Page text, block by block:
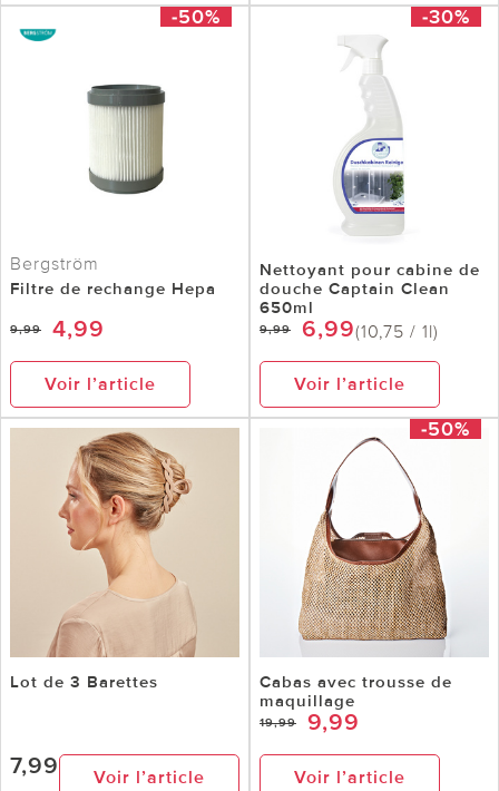
-50%
Bergström
Filtre de rechange Hepa
9,99 4,99
Voir l’article
-30%
Nettoyant pour cabine de
douche Captain Clean
650ml
9,99 6,99(10,75 / 1l)
Voir l’article
Lot de 3 Barettes
7,99 Voir l’article
-50%
Cabas avec trousse de
maquillage
19,99 9,99
Voir l’article